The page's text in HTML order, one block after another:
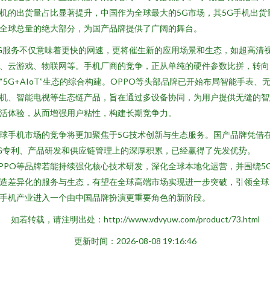
的出货量占比显著提升，中国作为全球最大的5G市场，其5G手机出货
球总量的绝大部分，为国产品牌提供了广阔的舞台。
服务不仅意味着更快的网速，更将催生新的应用场景和生态，如超高清
云游戏、物联网等。手机厂商的竞争，正从单纯的硬件参数比拼，转向
生态的综合构建。OPPO等头部品牌已开始布局智能手表、
、智能电视等生态链产品，旨在通过多设备协同，为用户提供无缝的
体验，从而增强用户粘性，构建长期竞争力。
手机市场的竞争将更加聚焦于5G技术创新与生态服务。国产品牌凭借
专利、产品研发和供应链管理上的深厚积累，已经赢得了先发优势。
等品牌若能持续强化核心技术研发，深化全球本地化运营，并围绕
差异化的服务与生态，有望在全球高端市场实现进一步突破，引领全
机产业进入一个由中国品牌扮演更重要角色的新阶段。
如若转载，请注明出处：http://www.vdvyuw.com/product/73.html
更新时间：2026-08-08 19:16:46